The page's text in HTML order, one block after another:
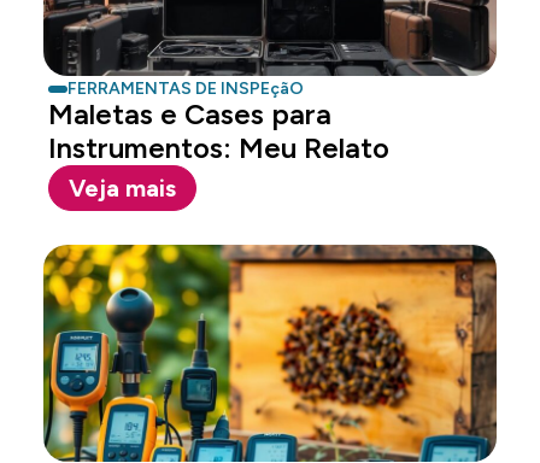
FERRAMENTAS DE INSPEçãO
Maletas e Cases para
Instrumentos: Meu Relato
Veja mais